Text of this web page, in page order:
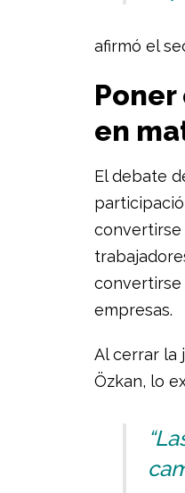
afirmó el
en
El debate
convertirse
convertirse
empresas.
Al cerrar la
Özkan, lo